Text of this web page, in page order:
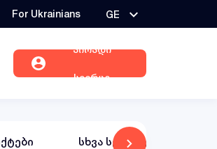
For Ukrainians GE
პირადი
სივრცე
სხვა სერვისები